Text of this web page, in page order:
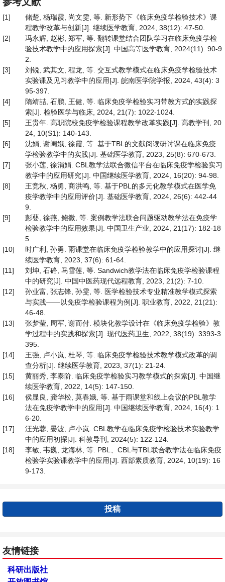
[1]
储楚, 杨瑞霞, 尚文雯, 等. 新形势下《临床免疫学检验技术》课
程教学改革与创新[J]. 继续医学教育, 2024, 38(12): 47-50.
[2]
冯永辉, 赵彬, 郑军, 等. 翻转课堂结合团队学习在临床免疫学检
验技术教学中的应用探索[J]. 中国高等医学教育, 2024(11): 90-9
2.
[3]
刘锐, 武其文, 程龙, 等. 交互式教学模式在临床免疫学检验技术
实验课及见习教学中的应用[J]. 皖南医学院学报, 2024, 43(4): 3
95-397.
[4]
隋靖喆, 石鹏, 王健, 等. 临床免疫学检验实习带教方式的实践探
索[J]. 检验医学与临床, 2024, 21(7): 1022-1024.
[5]
王贵年. 高职院校免疫学检验课程教学改革实践[J]. 高教学刊, 20
24, 10(S1): 140-143.
[6]
沈娟, 谢闺娥, 徐霞, 等. 基于TBL的文献阅读研讨课在临床免疫
学检验教学中的实践[J]. 基础医学教育, 2023, 25(8): 670-673.
[7]
张小莲, 徐涓娟. CBL教学法联合微信平台在临床免疫学检验实习
教学中的应用研究[J]. 中国继续医学教育, 2024, 16(20): 94-98.
[8]
王竞秋, 杨勇, 商洪鸣, 等. 基于PBL的多元化教学模式在医学免
疫学教学中的应用评价[J]. 基础医学教育, 2024, 26(6): 442-44
9.
[9]
彭蘡, 徐燕, 鲍微, 等. 案例教学法联合问题驱动教学法在免疫学
检验教学中的应用效果[J]. 中国卫生产业, 2024, 21(17): 182-18
5.
[10]
时广利, 孙勇. 雨课堂在临床免疫学检验教学中的应用探讨[J]. 继
续医学教育, 2023, 37(6): 61-64.
[11]
刘坤, 石硌, 马雪莲, 等. Sandwich教学法在临床免疫学检验课程
中的研究[J]. 中国中医药现代远程教育, 2023, 21(2): 7-10.
[12]
孙业富, 张志锋, 孙雯, 等. 医学检验技术专业精准教学模式探索
与实践——以免疫学检验课程为例[J]. 职业教育, 2022, 21(21):
46-48.
[13]
张梦莹, 周军, 谢而付. 模块化教学设计在《临床免疫学检验》教
学过程中的实践和探索[J]. 现代医药卫生, 2022, 38(19): 3393-3
395.
[14]
王强, 卢小岚, 杜琴, 等. 临床免疫学检验技术教学模式改革的调
查分析[J]. 继续医学教育, 2023, 37(1): 21-24.
[15]
黄丽秀, 李泰阶. 临床免疫学检验实习教学模式的探索[J]. 中国继
续医学教育, 2022, 14(5): 147-150.
[16]
侯显良, 龚华松, 莫春娥, 等. 基于雨课堂和线上会议的PBL教学
法在免疫学教学中的应用[J]. 中国继续医学教育, 2024, 16(4): 1
6-20.
[17]
汪光蓉, 晏波, 卢小岚. CBL教学在临床免疫学检验技术实验教学
中的应用初探[J]. 科教导刊, 2024(5): 122-124.
[18]
李敏, 韦巍, 龙海林, 等. PBL、CBL与TBL联合教学法在临床免疫
检验学实验课教学中的应用[J]. 西部素质教育, 2024, 10(19): 16
9-173.
投稿
友情链接
科研出版社